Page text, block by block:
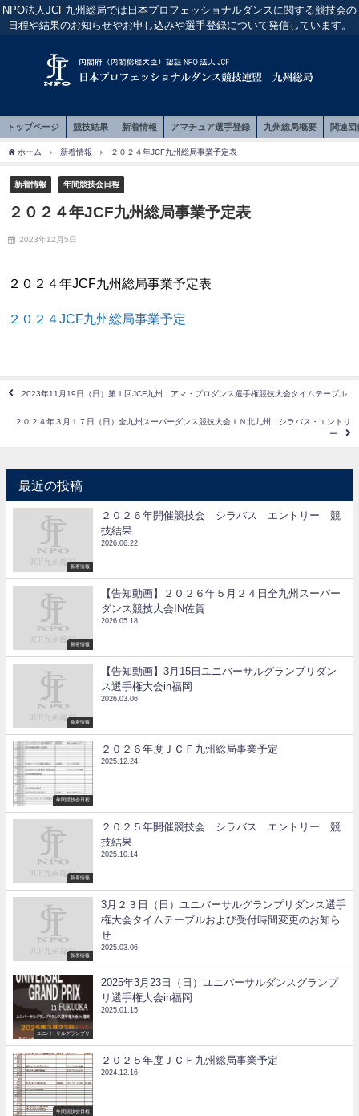
NPO法人JCF九州総局では日本プロフェッショナルダンスに関する競技会の
日程や結果のお知らせやお申し込みや選手登録について発信しています。
トップページ 競技結果 新着情報 アマチュア選手登録 九州総局概要 関連団
ホーム 新着情報 ２０２４年JCF九州総局事業予定表
新着情報 年間競技会日程
２０２４年JCF九州総局事業予定表
2023年12月5日
２０２４年JCF九州総局事業予定表
２０２４JCF九州総局事業予定
2023年11月19日（日）第１回JCF九州 アマ・プロダンス選手権競技大会タイムテーブル
２０２４年３月１７日（日）全九州スーパーダンス競技大会ＩＮ北九州 シラバス・エントリ
ー
最近の投稿
新着情報
２０２６年開催競技会 シラバス エントリー 競
技結果
2026.06.22
新着情報
【告知動画】２０２６年５月２４日全九州スーパー
ダンス競技大会IN佐賀
2026.05.18
新着情報
【告知動画】3月15日ユニバーサルグランプリダン
ス選手権大会in福岡
2026.03.06
年間競技会日程
２０２６年度ＪＣＦ九州総局事業予定
2025.12.24
新着情報
２０２５年開催競技会 シラバス エントリー 競
技結果
2025.10.14
新着情報
3月２３日（日）ユニバーサルグランプリダンス選手
権大会タイムテーブルおよび受付時間変更のお知ら
せ
2025.03.06
ユニバーサルグランプリ
2025年3月23日（日）ユニバーサルダンスグランプ
リ選手権大会in福岡
2025.01.15
年間競技会日程
２０２５年度ＪＣＦ九州総局事業予定
2024.12.16